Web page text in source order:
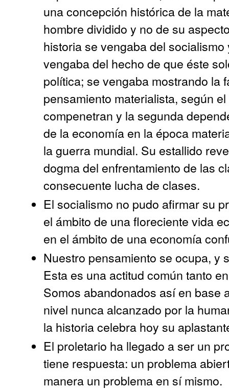
una concepción histórica de la
hombre dividido y no de su
historia se vengaba del
vengaba del hecho de que éste
política; se vengaba mostrando la
pensamiento materialista, según
compenetran y la segunda
de la economía en la época
la guerra mundial. Su estallido
dogma del enfrentamiento de las
consecuente lucha de clases.
El socialismo no pudo afirmar su
el ámbito de una floreciente vida
en el ámbito de una economía
Nuestro pensamiento se ocupa, y
Esta es una actitud común tanto
Somos abandonados así en base
nivel nunca alcanzado por la
la historia celebra hoy su
El proletario ha llegado a ser un
tiene respuesta: un problema
manera un problema en sí mismo.